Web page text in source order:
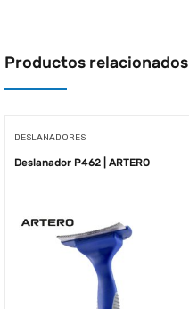
Productos relacionados
DESLANADORES
Deslanador P462 | ARTERO